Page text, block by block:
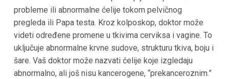
probleme ili abnormalne ćelije tokom pelvičnog
pregleda ili Papa testa. Kroz kolposkop, doktor može
videti određene promene u tkivima cerviksa i vagine. To
uključuje abnormalne krvne sudove, strukturu tkiva, boju i
šare. Vaš doktor može nazvati ćelije koje izgledaju
abnormalno, ali još nisu kancerogene, “prekanceroznim.”